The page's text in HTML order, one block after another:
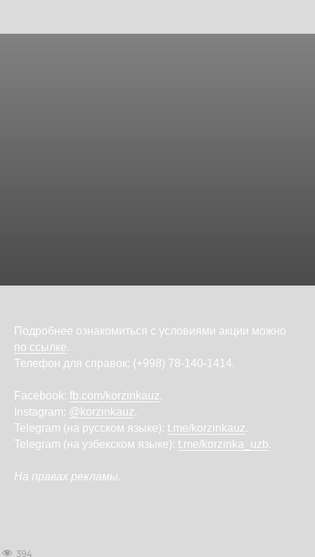
Подробнее ознакомиться с условиями акции можно
по ссылке.
Телефон для справок: (+998) 78-140-1414.
Facebook: fb.com/korzinkauz.
Instagram: @korzinkauz.
Telegram (на русском языке): t.me/korzinkauz.
Telegram (на узбекском языке): t.me/korzinka_uzb.
На правах рекламы.
394